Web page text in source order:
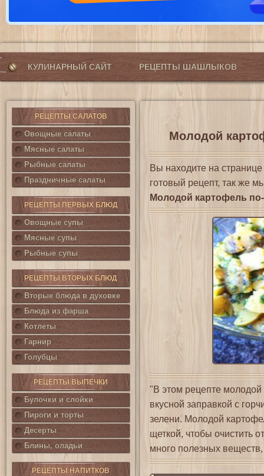
КУЛИНАРНЫЙ САЙТ РЕЦЕПТЫ ШАШЛЫКОВ
РЕЦЕПТЫ САЛАТОВ
Овощные салаты
Мясные салаты
Рыбные салаты
Праздничные салаты
РЕЦЕПТЫ ПЕРВЫХ БЛЮД
Овощные супы
Мясные супы
Рыбные супы
РЕЦЕПТЫ ВТОРЫХ БЛЮД
Вторые блюда в духовке
Блюда из фарша
Котлеты
Гарнир
Голубцы
РЕЦЕПТЫ ВЫПЕЧКИ
Булочки и слойки
Пироги и торты
Десерты
Блины, оладьи
РЕЦЕПТЫ НАПИТКОВ
Молодой
Вы находите на странице
готовый рецепт, так же
Молодой картофель
"В этом рецепте молодой
вкусной заправкой с
зелени. Молодой
щеткой, чтобы очистить
много полезных